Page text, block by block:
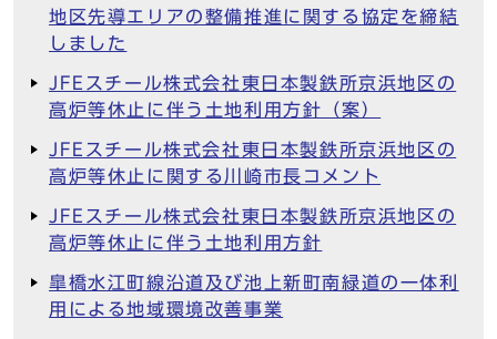
地区先導エリアの整備推進に関する協定を締結
しました
JFEスチール株式会社東日本製鉄所京浜地区の
高炉等休止に伴う土地利用方針（案）
JFEスチール株式会社東日本製鉄所京浜地区の
高炉等休止に関する川崎市長コメント
JFEスチール株式会社東日本製鉄所京浜地区の
高炉等休止に伴う土地利用方針
皐橋水江町線沿道及び池上新町南緑道の一体利
用による地域環境改善事業